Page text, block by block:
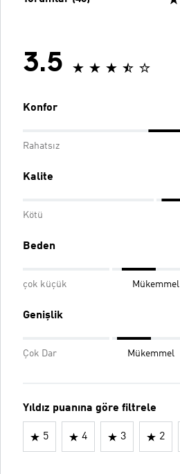
3.5
Konfor
Rahatsız
Kalite
Kötü
Beden
çok küçük Mükemmel
Genişlik
Çok Dar Mükemmel
Yıldız puanına göre filtrele
5 4 3 2